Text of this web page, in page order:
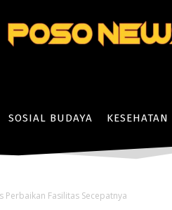
SOSIAL BUDAYA KESEHATAN
Perbaikan Fasilitas Secepatnya